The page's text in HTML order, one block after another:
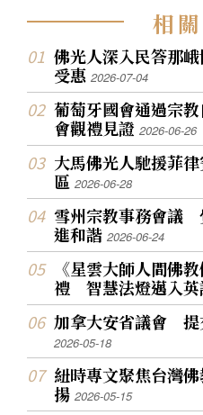
相關
佛光人深入民答那
受惠2026-07-04
葡萄牙國會通過宗
會觀禮見證2026-06-26
大馬佛光人馳援菲
區2026-06-28
雪州宗教事務會議
進和諧2026-06-24
《星雲大師人間佛
禮 智慧法燈邁入
加拿大安省議會 提
2026-05-18
紐時專文聚焦台灣
揚2026-05-15